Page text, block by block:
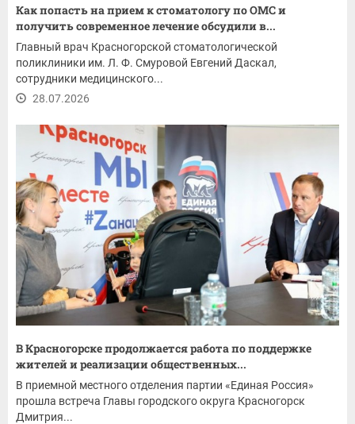
Как попасть на прием к стоматологу по ОМС и
получить современное лечение обсудили в...
Главный врач Красногорской стоматологической
поликлиники им. Л. Ф. Смуровой Евгений Даскал,
сотрудники медицинского...
28.07.2026
В Красногорске продолжается работа по поддержке
жителей и реализации общественных...
В приемной местного отделения партии «Единая Россия»
прошла встреча Главы городского округа Красногорск
Дмитрия...